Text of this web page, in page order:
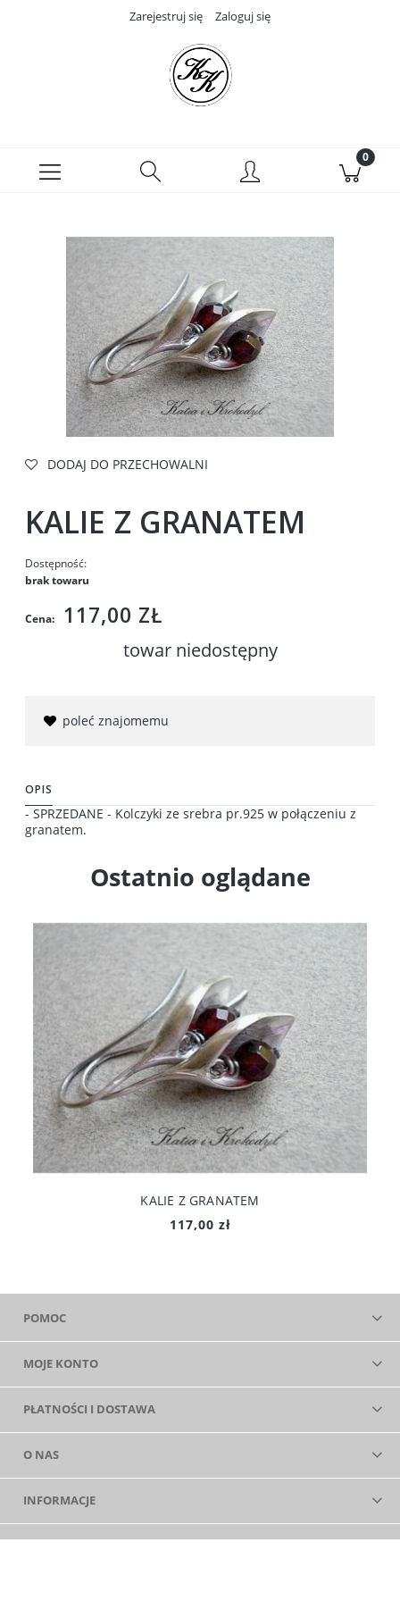
Zarejestruj się Zaloguj się
DODAJ DO PRZECHOWALNI
KALIE Z GRANATEM
Dostępność:
brak towaru
Cena: 117,00 ZŁ
towar niedostępny
poleć znajomemu
OPIS
- SPRZEDANE - Kolczyki ze srebra pr.925 w połączeniu z
granatem.
Ostatnio oglądane
KALIE Z GRANATEM
117,00 zł
POMOC
MOJE KONTO
PŁATNOŚCI I DOSTAWA
O NAS
INFORMACJE